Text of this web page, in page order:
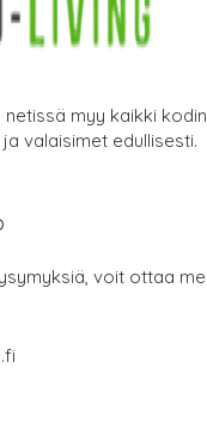
netissä myy kaikki
valaisimet edullisesti.
voit ottaa